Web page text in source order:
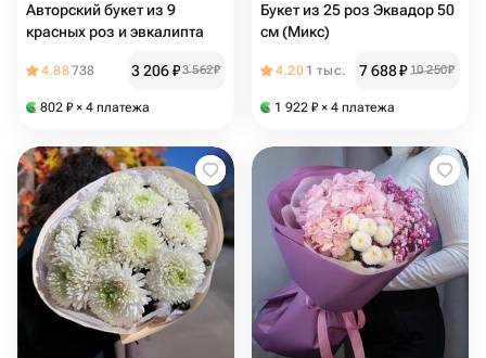
Авторский букет из 9
красных роз и эвкалипта
4.88738 3 206₽3 562₽
802 ₽ × 4 платежа
Букет из 25 роз Эквадор 50
см (Микс)
4.20 1 тыс. 7 688₽ 10 250₽
1 922 ₽ × 4 платежа